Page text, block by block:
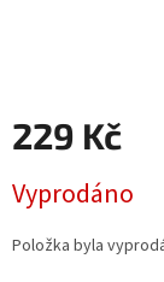
229 Kč
cena:
Vyprodáno
Položka byla